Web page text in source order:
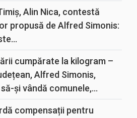
Alin Nica, contestă
propusă de Alfred Simonis:
cumpărate la kilogram –
Alfred Simonis,
și vândă comunele,...
compensații pentru